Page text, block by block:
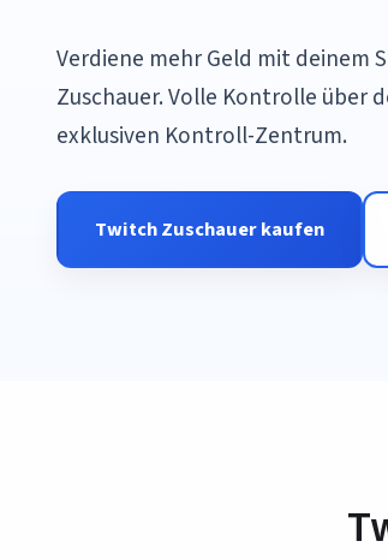
Verdiene mehr Geld mit deinem
Zuschauer. Volle Kontrolle über
exklusiven Kontroll-Zentrum.
Twitch Zuschauer kaufen